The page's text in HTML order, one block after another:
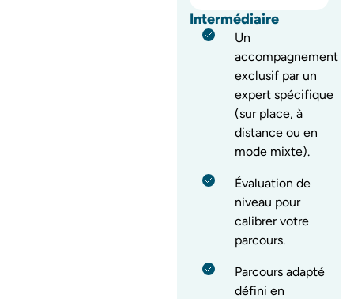
Intermédiaire
Un
accompagnement
exclusif par un
expert spécifique
(sur place, à
distance ou en
mode mixte).
Évaluation de
niveau pour
calibrer votre
parcours.
Parcours adapté
défini en